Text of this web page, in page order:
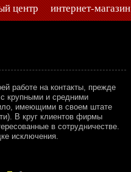
центр интернет-магазин
работе на контакты, прежде
с крупными и средними
имеющими в своем штате
В круг клиентов фирмы
в сотрудничестве.
исключения.